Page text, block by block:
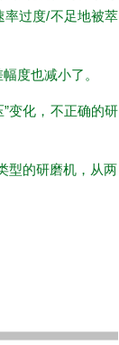
率过度/不足地被萃
度也减小了。
变化，不正确的研
型的研磨机，从两